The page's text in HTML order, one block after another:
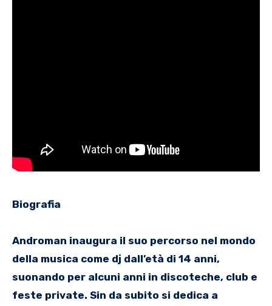
Biografia
Androman inaugura il suo percorso nel mondo
della musica come dj dall’età di 14 anni,
suonando per alcuni anni in discoteche, club e
feste private. Sin da subito si dedica a